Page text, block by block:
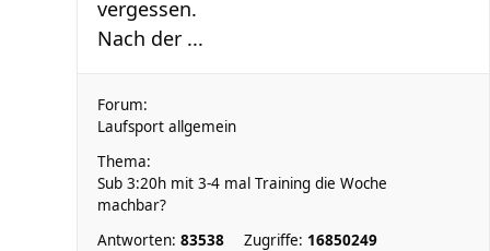
vergessen.
Nach der ...
Forum:
Laufsport allgemein
Thema:
Sub 3:20h mit 3-4 mal Training die Woche
machbar?
Antworten: 83538 Zugriffe: 16850249